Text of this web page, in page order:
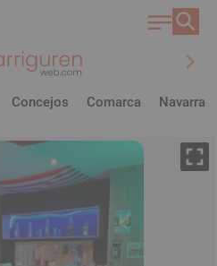
chevron_right
Concejos Comarca Navarra